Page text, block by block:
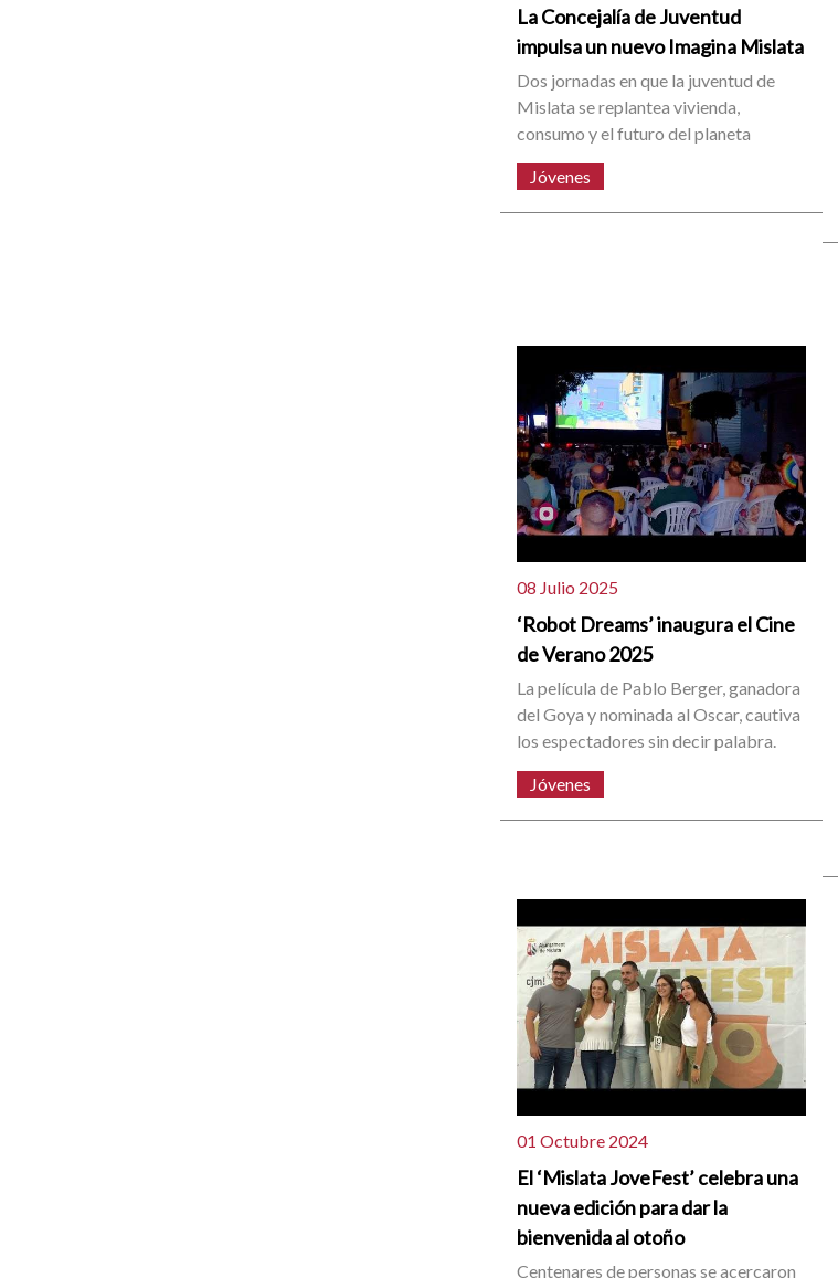
La Concejalía de Juventud
impulsa un nuevo Imagina Mislata
Dos jornadas en que la juventud de
Mislata se replantea vivienda,
consumo y el futuro del planeta
Jóvenes
08 Julio 2025
‘Robot Dreams’ inaugura el Cine
de Verano 2025
La película de Pablo Berger, ganadora
del Goya y nominada al Oscar, cautiva
los espectadores sin decir palabra.
Jóvenes
01 Octubre 2024
El ‘Mislata JoveFest’ celebra una
nueva edición para dar la
bienvenida al otoño
Centenares de personas se acercaron